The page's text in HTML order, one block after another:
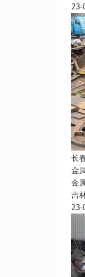
23-
长
金
金
吉
23-